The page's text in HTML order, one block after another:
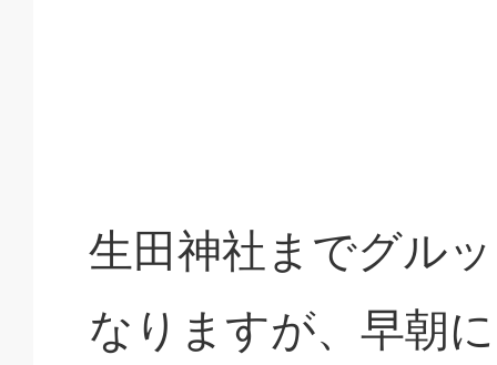
生田神社までグル
なりますが、早朝